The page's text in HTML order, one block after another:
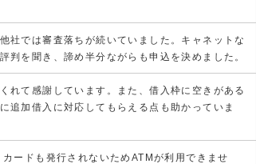
社では審査落ちが続いていました。キャネットな
判を聞き、諦め半分ながらも申込を決めました。
れて感謝しています。また、借入枠に空きがある
追加借入に対応してもらえる点も助かっていま
ードも発行されないためATMが利用できませ